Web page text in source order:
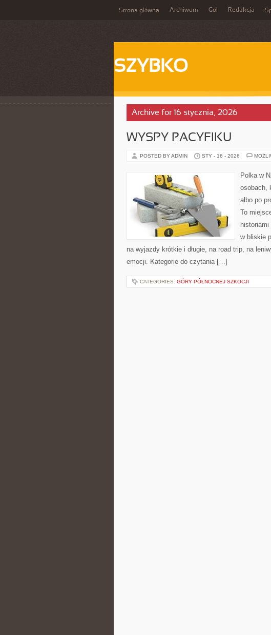
Strona główna Archiwum Gol Redakcja
SZYBKO
Archive for 16 stycznia, 2026
WYSPY PACYFIKU
POSTED BY ADMIN STY - 16 - 2026
Polka w
osobach,
albo po
To
w bliskie
na wyjazdy krótkie i długie, na road trip, na
emocji. Kategorie do czytania […]
CATEGORIES: GÓRY PÓŁNOCNEJ SZKOCJI